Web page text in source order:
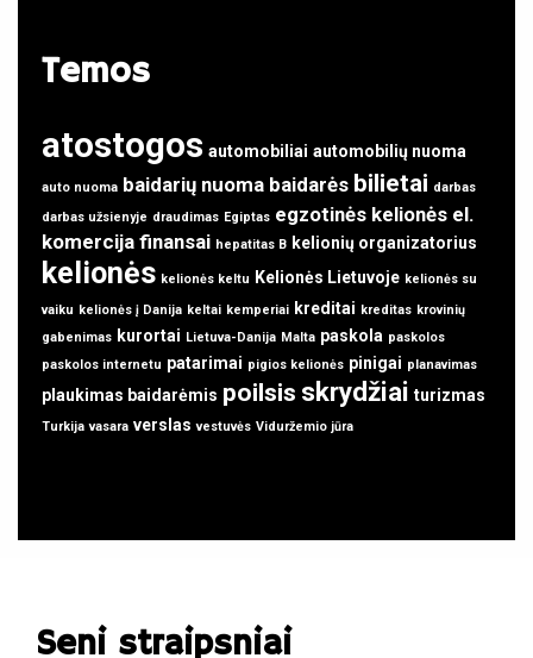
Temos
atostogos automobiliai automobilių nuoma
auto nuoma baidarių nuoma baidarės bilietai darbas
darbas užsienyje draudimas Egiptas egzotinės kelionės el.
komercija finansai hepatitas B kelionių organizatorius
kelionės kelionės keltu Kelionės Lietuvoje kelionės su
vaiku kelionės į Danija keltai kemperiai kreditai kreditas krovinių
gabenimas kurortai Lietuva-Danija Malta paskola paskolos
paskolos internetu patarimai pigios kelionės pinigai planavimas
plaukimas baidarėmis poilsis skrydžiai turizmas
Turkija vasara verslas vestuvės Viduržemio jūra
Seni straipsniai